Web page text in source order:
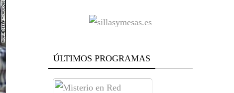
ÚLTIMOS PROGRAMAS